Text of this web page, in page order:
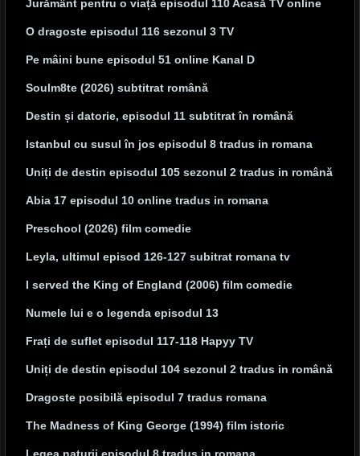
Jurământ pentru o viață episodul 110 Acasă TV online
O dragoste episodul 116 sezonul 3 TV
Pe mâini bune episodul 51 online Kanal D
Soulm8te (2026) subtitrat română
Destin și datorie, episodul 11 subtitrat în română
Istanbul cu susul în jos episodul 8 tradus in romana
Uniți de destin episodul 105 sezonul 2 tradus in română
Abia 17 episodul 10 online tradus in romana
Preschool (2026) film comedie
Leyla, ultimul episod 126-127 subitrat romana tv
I served the King of England (2006) film comedie
Numele lui e o legenda episodul 13
Frați de suflet episodul 117-118 Hapyy TV
Uniți de destin episodul 104 sezonul 2 tradus in română
Dragoste posibilă episodul 7 tradus romana
The Madness of King George (1994) film istoric